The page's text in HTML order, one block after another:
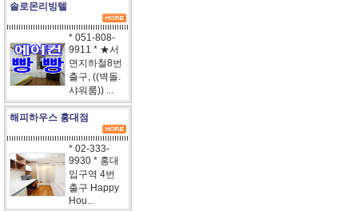
솔로몬리빙텔
* 051-808-
9911 * ★서
면지하철8번
출구, ((벽돌.
샤워룸)) ...
해피하우스 홍대점
* 02-333-
9930 * 홍대
입구역 4번
출구 Happy
Hou...